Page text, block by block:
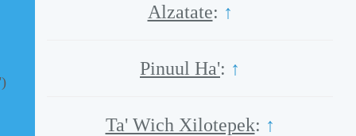
Alzatate: ↑
Pinuul Ha': ↑
Ta' Wich Xilotepek: ↑